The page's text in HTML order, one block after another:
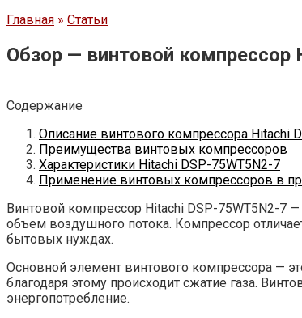
Главная » Статьи
Обзор — винтовой компрессор
Содержание
Описание винтового компрессора Hitachi
Преимущества винтовых компрессоров
Характеристики Hitachi DSP-75WT5N2-7
Применение винтовых компрессоров в
Винтовой компрессор Hitachi DSP-75WT5N2-7
объем воздушного потока. Компрессор
бытовых нуждах.
Основной элемент винтового компрессора —
благодаря этому происходит сжатие газа.
энергопотребление.